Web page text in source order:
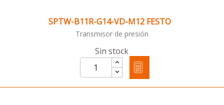
SPTW-B11R-G14-VD-M12 FESTO
Transmisor de presión
Sin stock